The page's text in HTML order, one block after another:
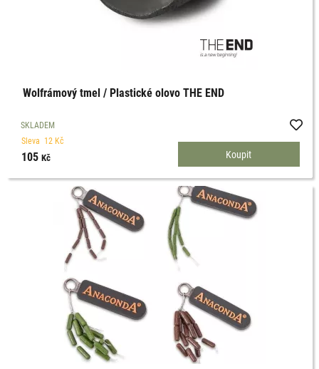
Wolfrámový tmel / Plastické olovo THE END
SKLADEM
105Kč
Sleva 12 Kč